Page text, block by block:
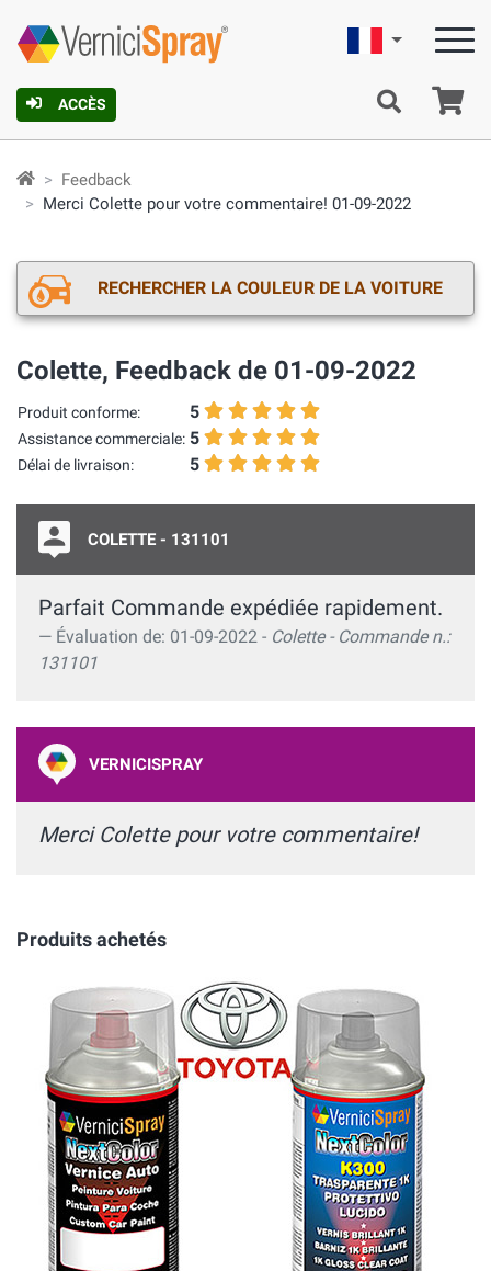
ACCÈS
Française
Feedback
Merci Colette pour votre commentaire! 01-09-2022
RECHERCHER LA COULEUR DE LA VOITURE
Colette, Feedback de 01-09-2022
Produit conforme:
Assistance commerciale:
Délai de livraison:
5
5
5
COLETTE - 131101
Parfait Commande expédiée rapidement.
Évaluation de: 01-09-2022 - Colette - Commande n.:
131101
VERNICISPRAY
Merci Colette pour votre commentaire!
Produits achetés